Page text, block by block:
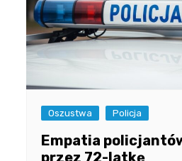
Oszustwa Policja
Empatia
przez 72-latkę